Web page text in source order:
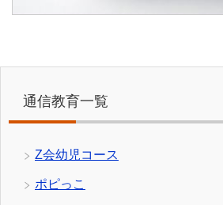
通信教育一覧
Z会幼児コース
ポピっこ